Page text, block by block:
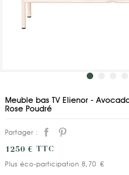
Meuble bas TV Elienor -
Rose Poudré
Partager :
1250 € TTC
Plus éco-participation 8,70 €